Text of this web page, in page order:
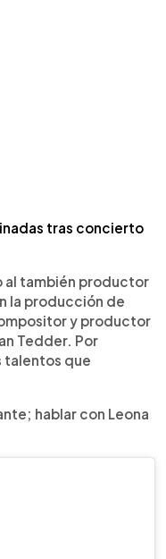
tras concierto
al también productor
la producción de
y productor
Tedder. Por
talentos que
hablar con Leona